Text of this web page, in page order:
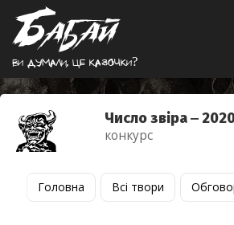
Ви думали, це казочки?
Число звіра ‒
конкурс
Головна Всі твори